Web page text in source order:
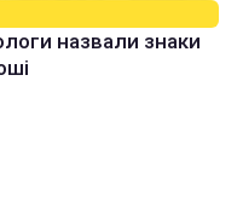
назвали знаки